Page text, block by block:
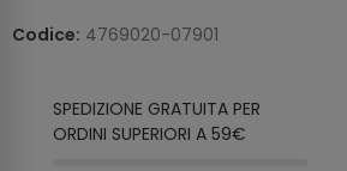
Codice: 4769020-07901
SPEDIZIONE GRATUITA PER
ORDINI SUPERIORI A 59€